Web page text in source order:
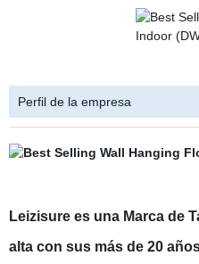
Perfil de la empresa
Leizisure es una Marca de
alta con sus más de 20